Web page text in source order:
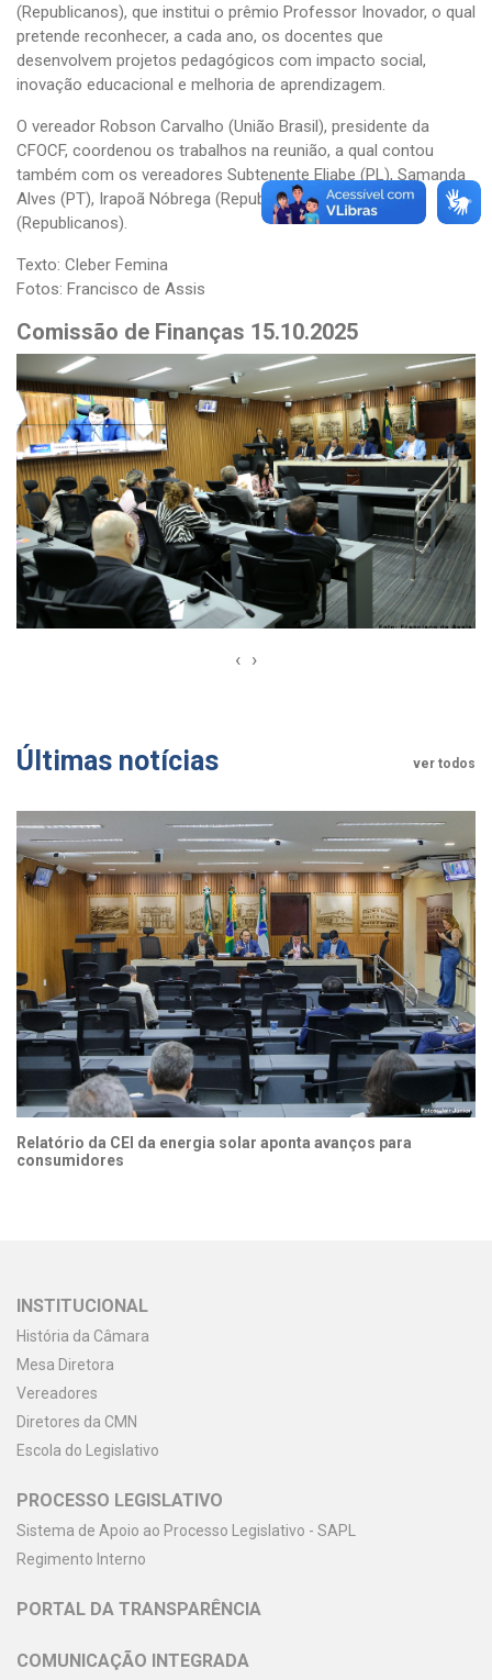
(Republicanos), que institui o prêmio Professor Inovador, o qual
pretende reconhecer, a cada ano, os docentes que
desenvolvem projetos pedagógicos com impacto social,
inovação educacional e melhoria de aprendizagem.
O vereador Robson Carvalho (União Brasil), presidente da
CFOCF, coordenou os trabalhos na reunião, a qual contou
também com os vereadores Subtenente Eliabe (PL), Samanda
Alves (PT), Irapoã Nóbrega (Republicanos) e Léo Souza
(Republicanos).
Texto: Cleber Femina
Fotos: Francisco de Assis
Comissão de Finanças 15.10.2025
‹ ›
Últimas notícias ver todos
Relatório da CEI da energia solar aponta avanços para
consumidores
INSTITUCIONAL
História da Câmara
Mesa Diretora
Vereadores
Diretores da CMN
Escola do Legislativo
PROCESSO LEGISLATIVO
Sistema de Apoio ao Processo Legislativo - SAPL
Regimento Interno
PORTAL DA TRANSPARÊNCIA
COMUNICAÇÃO INTEGRADA